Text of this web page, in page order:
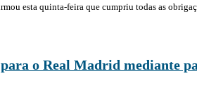
esta quinta-feira que cumpriu todas as
o Real Madrid mediante